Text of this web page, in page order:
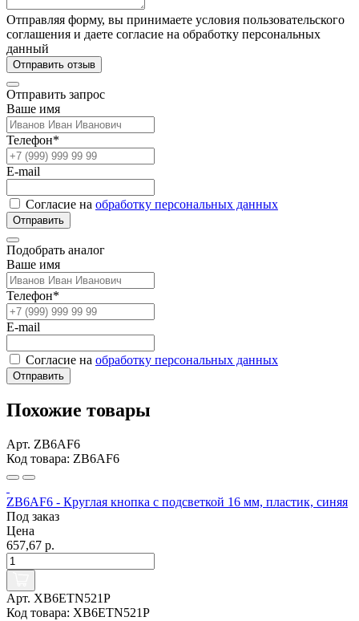
Отправляя форму, вы принимаете условия пользовательского
соглашения и даете согласие на обработку персональных
данный
Отправить отзыв
Отправить запрос
Ваше имя
Телефон*
E-mail
Согласие на обработку персональных данных
Отправить
Подобрать аналог
Ваше имя
Телефон*
E-mail
Согласие на обработку персональных данных
Отправить
Похожие товары
Арт. ZB6AF6
Код товара: ZB6AF6
ZB6AF6 - Круглая кнопка с подсветкой 16 мм, пластик, синяя
Под заказ
Цена
657,67 р.
Арт. XB6ETN521P
Код товара: XB6ETN521P